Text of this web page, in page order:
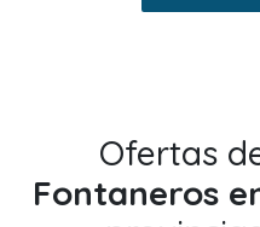
Ofertas
Fontaneros